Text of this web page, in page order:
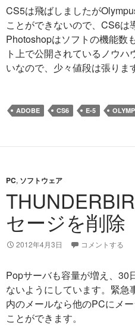
CS5は飛ばしましたが
ことができないので、CS6は
Photoshopはソフトの機能数
ト上で公開されているノウ
いなので、少々値段は張りま
ADOBE CS6 E-5
PC, ソフトウェア
セージを削除
2012年4月3日 コメントする
Popサーバも容量が増え、30
ないようにしています。緊
内のメールなら他のPCにメ
ことができます。